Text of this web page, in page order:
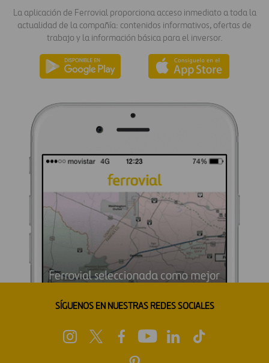
La aplicación de Ferrovial proporciona acceso inmediato a toda la
actualidad de la compañía: contenidos informativos, ofertas de
trabajo y la información básica para el inversor.
SÍGUENOS EN NUESTRAS REDES SOCIALES